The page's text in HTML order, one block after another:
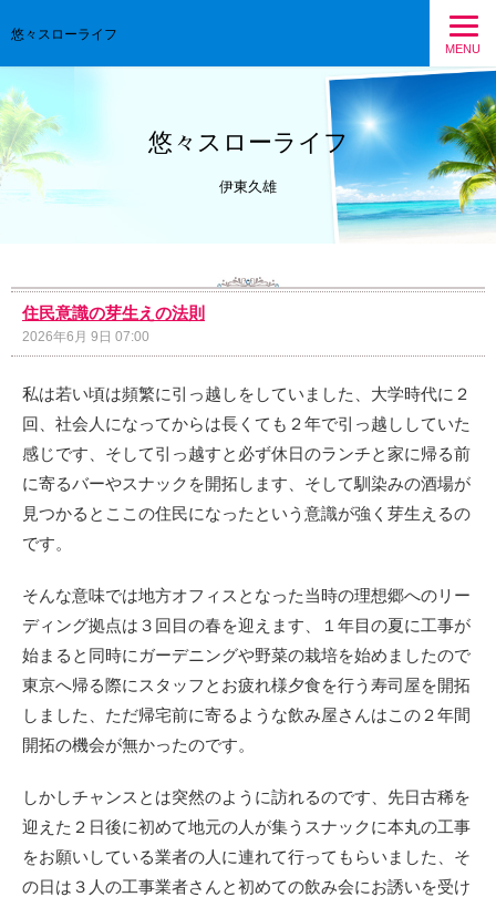
悠々スローライフ
MENU
悠々スローライフ
伊東久雄
住民意識の芽生えの法則
2026年6月 9日 07:00
私は若い頃は頻繁に引っ越しをしていました、大学時代に２
回、社会人になってからは長くても２年で引っ越ししていた
感じです、そして引っ越すと必ず休日のランチと家に帰る前
に寄るバーやスナックを開拓します、そして馴染みの酒場が
見つかるとここの住民になったという意識が強く芽生えるの
です。
そんな意味では地方オフィスとなった当時の理想郷へのリー
ディング拠点は３回目の春を迎えます、１年目の夏に工事が
始まると同時にガーデニングや野菜の栽培を始めましたので
東京へ帰る際にスタッフとお疲れ様夕食を行う寿司屋を開拓
しました、ただ帰宅前に寄るような飲み屋さんはこの２年間
開拓の機会が無かったのです。
しかしチャンスとは突然のように訪れるのです、先日古稀を
迎えた２日後に初めて地元の人が集うスナックに本丸の工事
をお願いしている業者の人に連れて行ってもらいました、そ
の日は３人の工事業者さんと初めての飲み会にお誘いを受け